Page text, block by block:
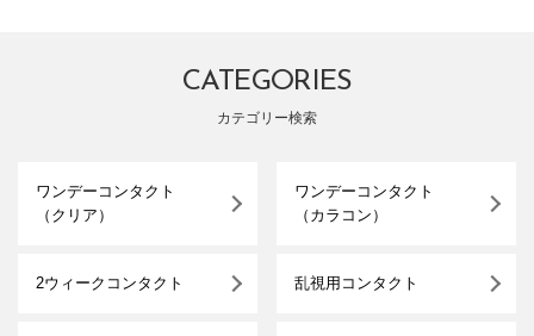
CATEGORIES
カテゴリー検索
ワンデーコンタクト
（クリア）
ワンデーコンタクト
（カラコン）
2ウィークコンタクト 乱視用コンタクト